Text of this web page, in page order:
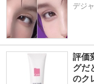
デジ
評価
グだ
のク